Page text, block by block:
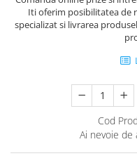
Iti oferim posibilitatea de
specializat si livrarea
Cod
Ai nevoie de